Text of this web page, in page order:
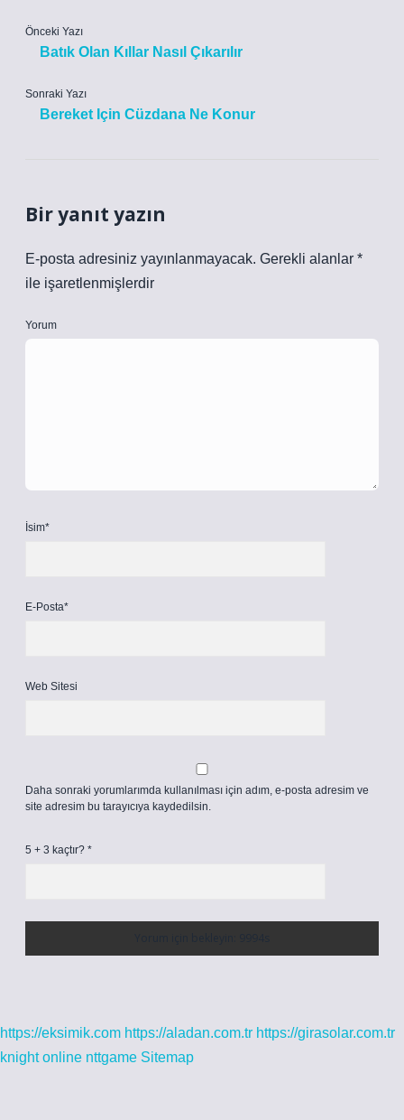
Önceki Yazı
Batık Olan Kıllar Nasıl Çıkarılır
Sonraki Yazı
Bereket Için Cüzdana Ne Konur
Bir yanıt yazın
E-posta adresiniz yayınlanmayacak. Gerekli alanlar *
ile işaretlenmişlerdir
Yorum
İsim*
E-Posta*
Web Sitesi
Daha sonraki yorumlarımda kullanılması için adım, e-posta adresim ve
site adresim bu tarayıcıya kaydedilsin.
5 + 3 kaçtır? *
https://eksimik.com https://aladan.com.tr https://girasolar.com.tr
knight online nttgame Sitemap